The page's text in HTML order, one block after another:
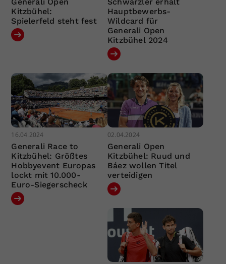
Generali Open
Kitzbühel:
Spielerfeld steht fest
Schwärzler erhält
Hauptbewerbs-
Wildcard für
Generali Open
Kitzbühel 2024
16.04.2024
Generali Race to
Kitzbühel: Größtes
Hobbyevent Europas
lockt mit 10.000-
Euro-Siegerscheck
02.04.2024
Generali Open
Kitzbühel: Ruud und
Báez wollen Titel
verteidigen